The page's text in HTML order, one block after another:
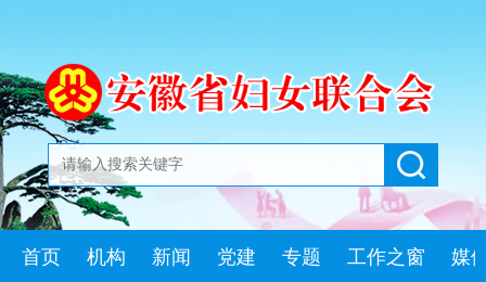
首页 机构 新闻 党建 专题 工作之窗 媒